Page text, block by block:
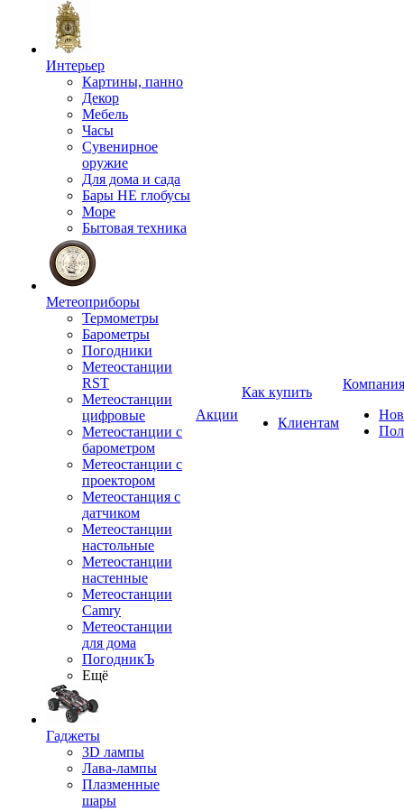
Интерьер
Картины, панно
Декор
Мебель
Часы
Сувенирное
оружие
Для дома и сада
Бары НЕ глобусы
Море
Бытовая техника
Метеоприборы
Термометры
Барометры
Погодники
Метеостанции
RST
Метеостанции
цифровые
Метеостанции с
барометром
Метеостанции с
проектором
Метеостанция с
датчиком
Метеостанции
настольные
Метеостанции
настенные
Метеостанции
Camry
Метеостанции
для дома
ПогодникЪ
Ещё
Гаджеты
3D лампы
Лава-лампы
Плазменные
шары
Акции
Как купить
Клиентам
Компания